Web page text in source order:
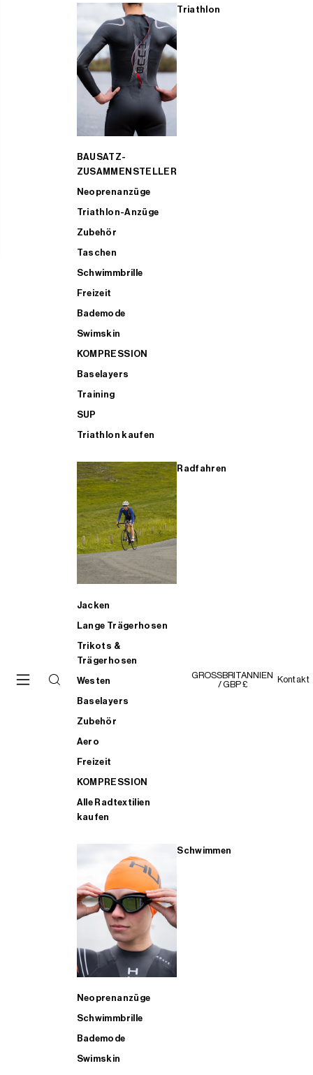
Triathlon
BAUSATZ-
ZUSAMMENSTELLER
Neoprenanzüge
Triathlon-Anzüge
Zubehör
Taschen
Schwimmbrille
Freizeit
Bademode
Swimskin
KOMPRESSION
Baselayers
Training
SUP
Triathlon kaufen
Radfahren
Jacken
Lange Trägerhosen
Trikots &
Trägerhosen
Westen
Baselayers
Zubehör
Aero
Freizeit
KOMPRESSION
Alle Radtextilien
kaufen
Schwimmen
Neoprenanzüge
Schwimmbrille
Bademode
Swimskin
GROSSBRITANNIEN
/ GBP £
Kontakt